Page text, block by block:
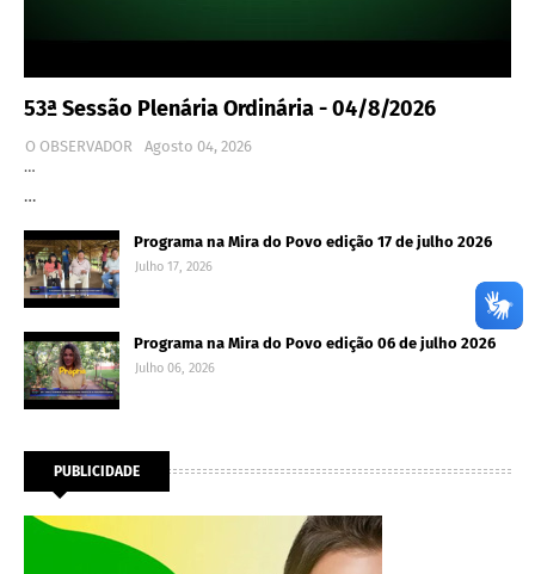
53ª Sessão Plenária Ordinária - 04/8/2026
O OBSERVADOR
Agosto 04, 2026
…
…
Programa na Mira do Povo edição 17 de julho 2026
Julho 17, 2026
Programa na Mira do Povo edição 06 de julho 2026
Julho 06, 2026
PUBLICIDADE